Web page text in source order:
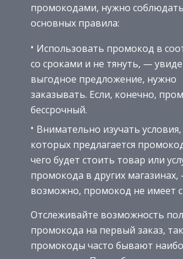
промокодами, нужно
основных правила:
Использовать промокод в
со сроками и не тянуть, —
выгодное предложение, нужно
заказывать. Если, конечно,
бессрочный.
Внимательно изучать условия,
которых предлагается
чего будет стоить товар или
промокода в других
возможно, промокод не имеет
Отслеживайте возможность
промокода на первый заказ,
промокоды часто бывают